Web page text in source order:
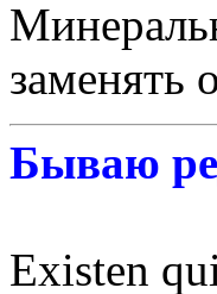
заменять
Бываю
Existen